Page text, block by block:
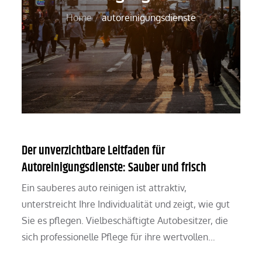
Home autoreinigungsdienste
Der unverzichtbare Leitfaden für
Autoreinigungsdienste: Sauber und frisch
Ein sauberes auto reinigen ist attraktiv,
unterstreicht Ihre Individualität und zeigt, wie gut
Sie es pflegen. Vielbeschäftigte Autobesitzer, die
sich professionelle Pflege für ihre wertvollen…